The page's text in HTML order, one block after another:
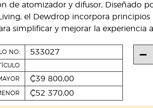
de atomizador y difusor, Diseñado
el Dewdrop incorpora
simplificar y mejorar la experiencia
NO. 533027
₡39 800,00
₡52 370,00